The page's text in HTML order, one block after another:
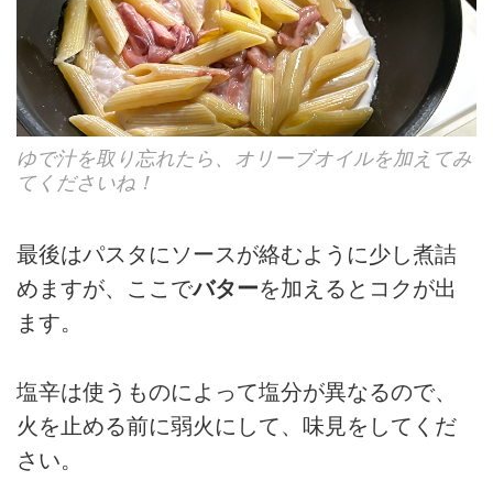
ゆで汁を取り忘れたら、オリーブオイルを加えてみ
てくださいね！
最後はパスタにソースが絡むように少し煮詰
めますが、ここでバターを加えるとコクが出
ます。
塩辛は使うものによって塩分が異なるので、
火を止める前に弱火にして、味見をしてくだ
さい。